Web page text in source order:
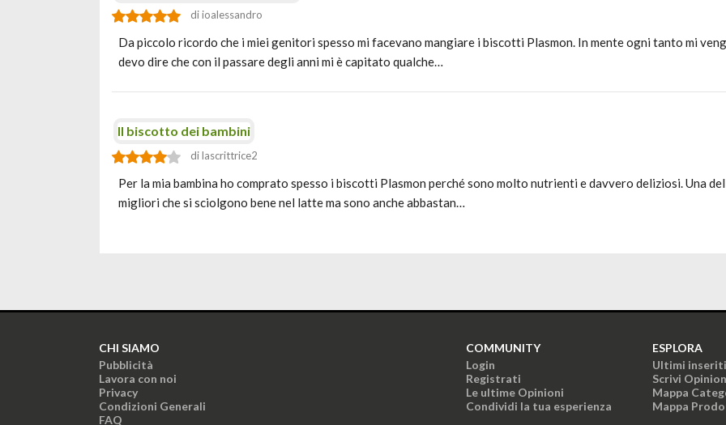
di ioalessandro
Da piccolo ricordo che i miei genitori spesso mi facevano mangiare i biscotti Plasmon. In mente ogni tanto mi
devo dire che con il passare degli anni mi è capitato qualche…
Il biscotto dei bambini
di lascrittrice2
Per la mia bambina ho comprato spesso i biscotti Plasmon perché sono molto nutrienti e davvero deliziosi. Una
migliori che si sciolgono bene nel latte ma sono anche abbastan…
CHI SIAMO
Pubblicità
Lavora con noi
Privacy
Condizioni Generali
FAQ
COMMUNITY
Login
Registrati
Le ultime Opinioni
Condividi la tua esperienza
ESPLORA
Ultimi inseriti
Scrivi
Mappa
Mappa